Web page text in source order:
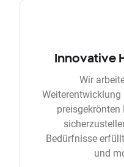
Innovative
Wir
Weiterentwicklung
Bedürfnisse
und